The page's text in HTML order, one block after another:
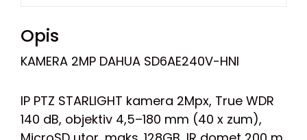
Opis
KAMERA 2MP DAHUA SD6AE240V-HNI
IP PTZ STARLIGHT kamera 2Mpx, True WDR
140 dB, objektiv 4,5–180 mm (40 x zum),